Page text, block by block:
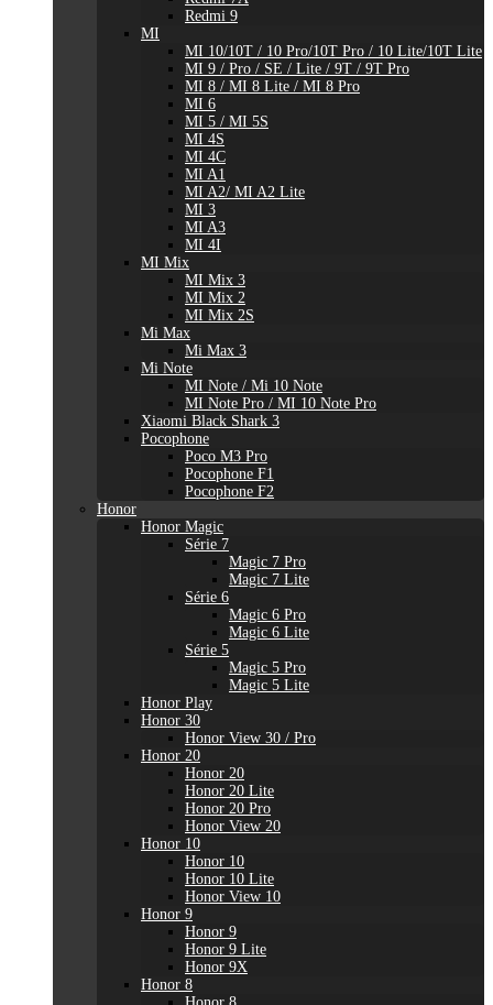
Redmi 9
MI
MI 10/10T / 10 Pro/10T Pro / 10 Lite/10T Lite
MI 9 / Pro / SE / Lite / 9T / 9T Pro
MI 8 / MI 8 Lite / MI 8 Pro
MI 6
MI 5 / MI 5S
MI 4S
MI 4C
MI A1
MI A2/ MI A2 Lite
MI 3
MI A3
MI 4I
MI Mix
MI Mix 3
MI Mix 2
MI Mix 2S
Mi Max
Mi Max 3
Mi Note
MI Note / Mi 10 Note
MI Note Pro / MI 10 Note Pro
Xiaomi Black Shark 3
Pocophone
Poco M3 Pro
Pocophone F1
Pocophone F2
Honor
Honor Magic
Série 7
Magic 7 Pro
Magic 7 Lite
Série 6
Magic 6 Pro
Magic 6 Lite
Série 5
Magic 5 Pro
Magic 5 Lite
Honor Play
Honor 30
Honor View 30 / Pro
Honor 20
Honor 20
Honor 20 Lite
Honor 20 Pro
Honor View 20
Honor 10
Honor 10
Honor 10 Lite
Honor View 10
Honor 9
Honor 9
Honor 9 Lite
Honor 9X
Honor 8